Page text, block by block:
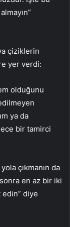
çiziklerin
yer verdi:
olduğunu
ya da
bir tamirci
çıkmanın da
en az bir iki
diye